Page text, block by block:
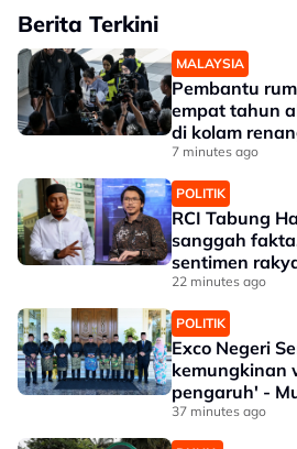
Berita Terkini
MALAYSIA
Pembantu
empat tahun
di kolam
7 minutes ago
POLITIK
RCI Tabung
sanggah
sentimen
22 minutes ago
POLITIK
Exco Negeri
kemungkinan
pengaruh' -
37 minutes ago